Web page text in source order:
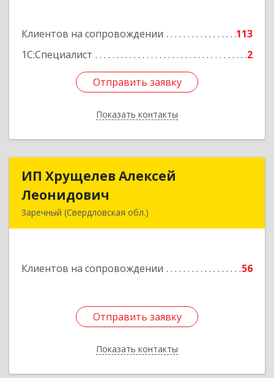
Клиентов на сопровождении
113
1С:Специалист
2
Отправить заявку
Показать контакты
Отправить заявку
Назад
ИП Хрущелев Алексей
Леонидович
Заречный (Свердловская обл.)
Клиентов на сопровождении 56
Отправить заявку
Показать контакты
ИП Хрущелев Алексей
Подробнее
Отправить заявку
Назад